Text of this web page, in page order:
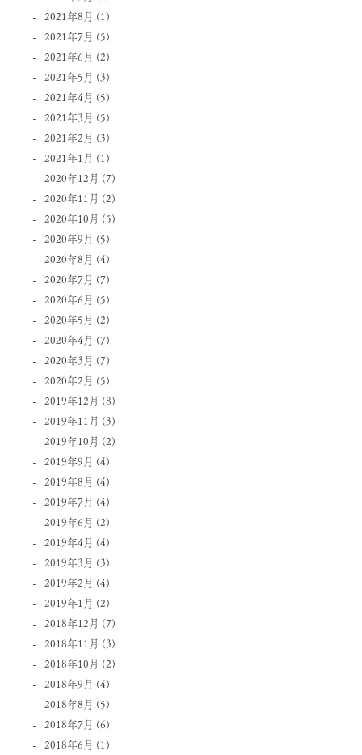
2021年8月 (1)
2021年7月 (5)
2021年6月 (2)
2021年5月 (3)
2021年4月 (5)
2021年3月 (5)
2021年2月 (3)
2021年1月 (1)
2020年12月 (7)
2020年11月 (2)
2020年10月 (5)
2020年9月 (5)
2020年8月 (4)
2020年7月 (7)
2020年6月 (5)
2020年5月 (2)
2020年4月 (7)
2020年3月 (7)
2020年2月 (5)
2019年12月 (8)
2019年11月 (3)
2019年10月 (2)
2019年9月 (4)
2019年8月 (4)
2019年7月 (4)
2019年6月 (2)
2019年4月 (4)
2019年3月 (3)
2019年2月 (4)
2019年1月 (2)
2018年12月 (7)
2018年11月 (3)
2018年10月 (2)
2018年9月 (4)
2018年8月 (5)
2018年7月 (6)
2018年6月 (1)